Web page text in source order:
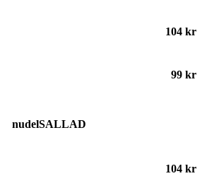
104 kr
99 kr
nudelSALLAD
104 kr